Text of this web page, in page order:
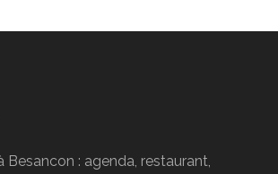
Besancon : agenda, restaurant,